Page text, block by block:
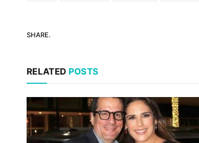
SHARE.
RELATED POSTS